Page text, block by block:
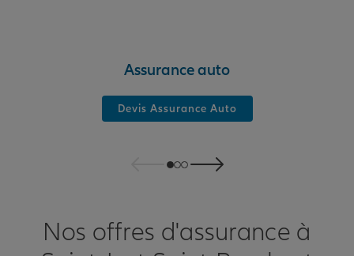
Assurance auto
Devis Assurance Auto
Nos offres d'assurance à